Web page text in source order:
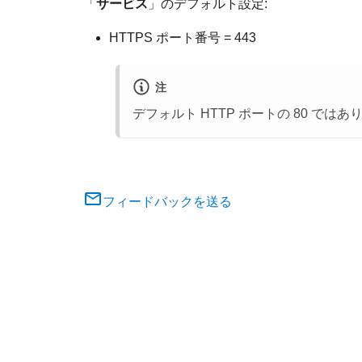
「 サービス 」のデフォルト設定:
HTTPS ポート番号 = 443
注
デフォルト HTTP ポートの 80 ではあり
フィードバックを送る